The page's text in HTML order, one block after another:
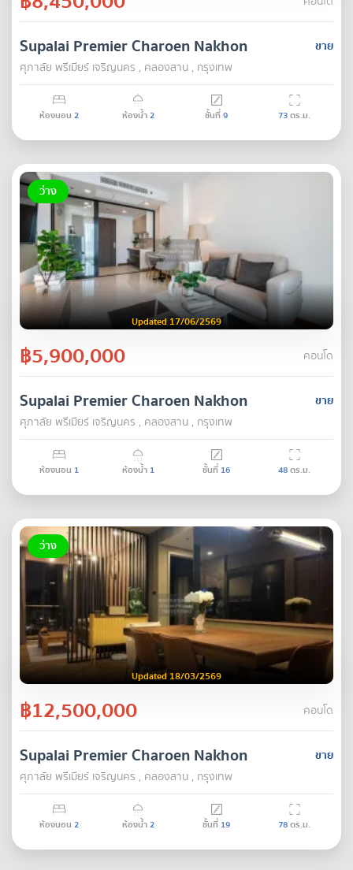
ขาย
Supalai Premier Charoen Nakhon
ศุภาลัย พรีเมียร์ เจริญนคร , คลองสาน , กรุงเทพ
ห้องนอน 2 ห้องน้ำ2 ชั้นที่9 73ตร.ม.
ว่าง
Updated 17/06/2569
฿5,900,000 คอนโด
ขาย
Supalai Premier Charoen Nakhon
ศุภาลัย พรีเมียร์ เจริญนคร , คลองสาน , กรุงเทพ
ห้องนอน 1 ห้องน้ำ 1 ชั้นที่ 16 48ตร.ม.
ว่าง
Updated 18/03/2569
฿12,500,000 คอนโด
ขาย
Supalai Premier Charoen Nakhon
ศุภาลัย พรีเมียร์ เจริญนคร , คลองสาน , กรุงเทพ
ห้องนอน 2 ห้องน้ำ2 ชั้นที่ 19 78ตร.ม.